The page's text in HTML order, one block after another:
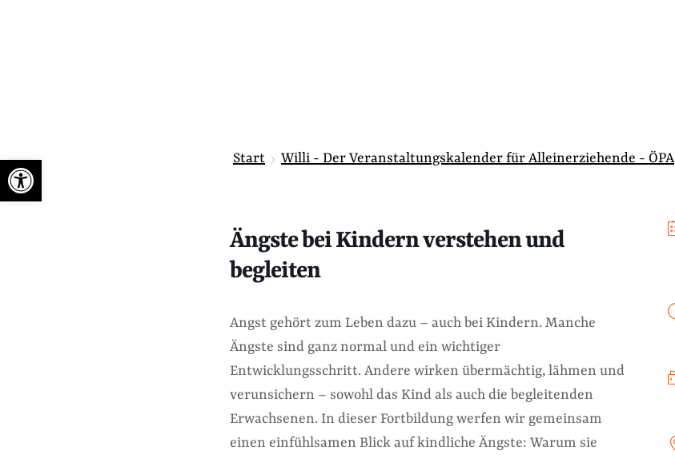
Werkzeugleiste öffnen Start Willi - Der Veranstaltungskalender für Alleinerziehende - ÖPA
Ängste bei Kindern verstehen und
begleiten
Angst gehört zum Leben dazu – auch bei Kindern. Manche
Ängste sind ganz normal und ein wichtiger
Entwicklungsschritt. Andere wirken übermächtig, lähmen und
verunsichern – sowohl das Kind als auch die begleitenden
Erwachsenen. In dieser Fortbildung werfen wir gemeinsam
einen einfühlsamen Blick auf kindliche Ängste: Warum sie